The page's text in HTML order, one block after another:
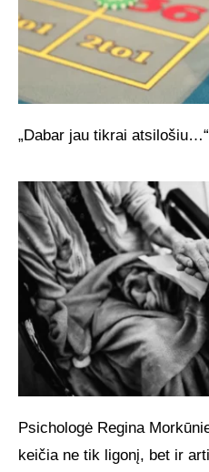
„Dabar jau tikrai atsilošiu…“
Psichologė Regina
keičia ne tik ligonį, bet ir